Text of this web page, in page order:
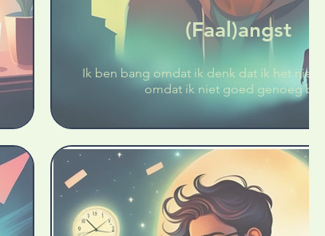
(Faal)angst
Ik ben bang omdat ik denk dat ik het niet ga kunnen of
omdat ik niet goed genoeg